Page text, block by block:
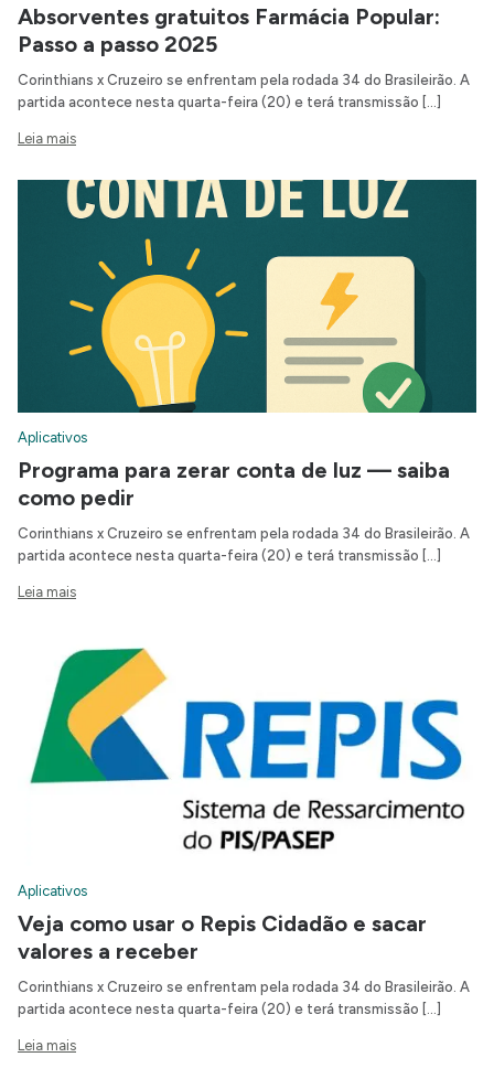
Absorventes gratuitos Farmácia Popular:
Passo a passo 2025
Corinthians x Cruzeiro se enfrentam pela rodada 34 do Brasileirão. A
partida acontece nesta quarta-feira (20) e terá transmissão […]
Leia mais
Aplicativos
Programa para zerar conta de luz — saiba
como pedir
Corinthians x Cruzeiro se enfrentam pela rodada 34 do Brasileirão. A
partida acontece nesta quarta-feira (20) e terá transmissão […]
Leia mais
Aplicativos
Veja como usar o Repis Cidadão e sacar
valores a receber
Corinthians x Cruzeiro se enfrentam pela rodada 34 do Brasileirão. A
partida acontece nesta quarta-feira (20) e terá transmissão […]
Leia mais